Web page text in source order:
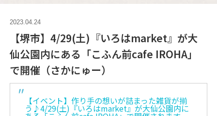
2023.04.24
【堺市】4/29(土)『いろはmarket』が大
仙公園内にある「こふん前cafe IROHA」
で開催（さかにゅー）
【イベント】作り手の想いが詰まった雑貨が揃
う♪4/29(土)『いろはmarket』が大仙公園内に